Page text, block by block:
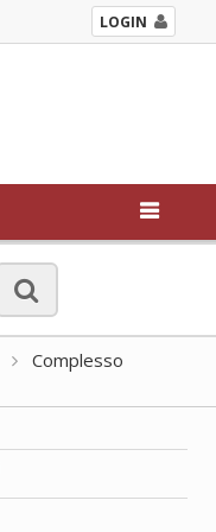
LOGIN
Complesso